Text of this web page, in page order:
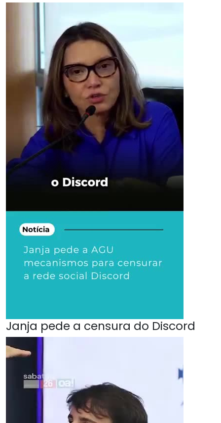
Janja pede a censura do Discord